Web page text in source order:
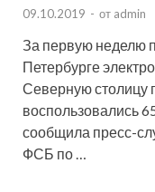
09.10.2019 - от admin
За первую неделю
Петербурге
Северную
воспользовались
сообщила пресс-
ФСБ по …